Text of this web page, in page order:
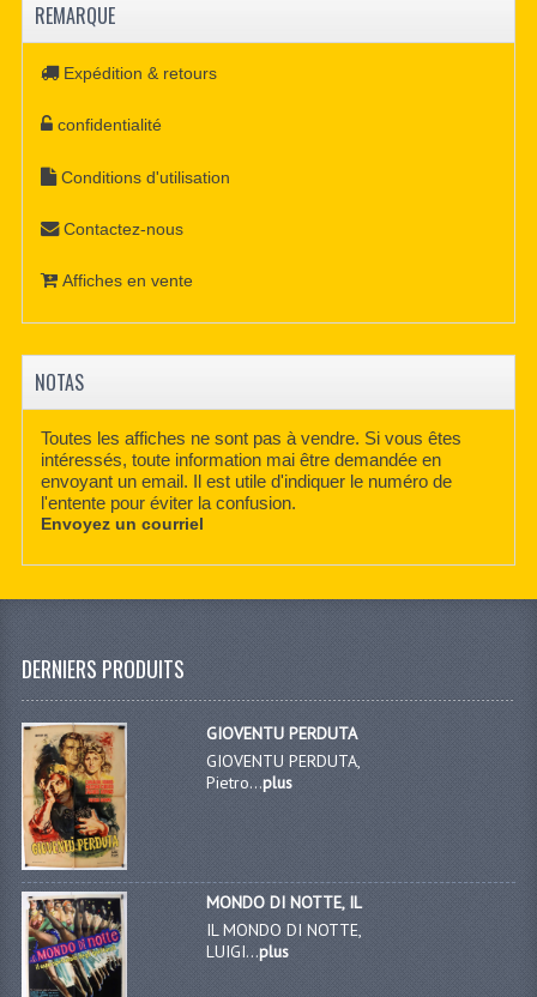
REMARQUE
Expédition & retours
confidentialité
Conditions d'utilisation
Contactez-nous
Affiches en vente
NOTAS
Toutes les affiches ne sont pas à vendre. Si vous êtes
intéressés, toute information mai être demandée en
envoyant un email. Il est utile d'indiquer le numéro de
l'entente pour éviter la confusion.
Envoyez un courriel
DERNIERS PRODUITS
GIOVENTU PERDUTA
GIOVENTU PERDUTA,
Pietro...plus
MONDO DI NOTTE, IL
IL MONDO DI NOTTE,
LUIGI...plus